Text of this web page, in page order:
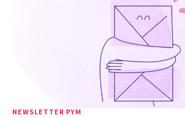
NEWSLETTER PYM